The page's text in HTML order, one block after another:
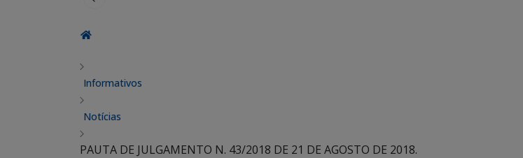
Informativos
Notícias
PAUTA DE JULGAMENTO N. 43/2018 DE 21 DE AGOSTO DE 2018.